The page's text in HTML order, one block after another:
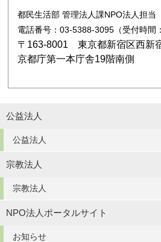
都民生活部 管理法人課NPO法人担当
電話番号：03-5388-3095（受付時間
〒163-8001 東京都新宿区西新
京都庁第一本庁舎19階南側
公益法人
公益法人
宗教法人
宗教法人
NPO法人ポータルサイト
お知らせ